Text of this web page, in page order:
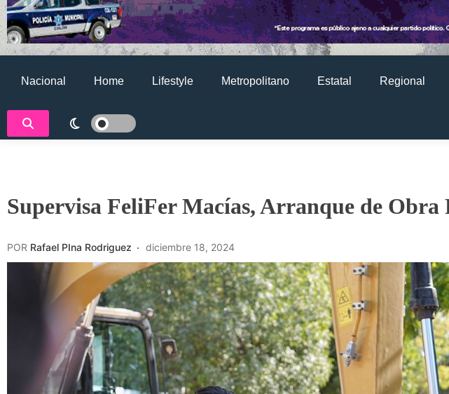
Nacional Home Lifestyle Metropolitano Estatal Regional
Supervisa FeliFer Macías, Arranque de Obra
POR Rafael PIna Rodriguez diciembre 18, 2024